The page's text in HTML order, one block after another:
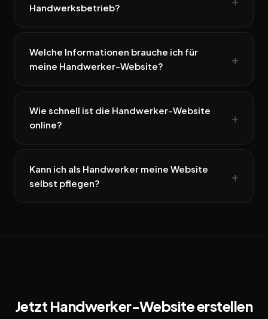
Handwerksbetrieb?
Welche Informationen brauche ich für
meine Handwerker-Website?
Wie schnell ist die Handwerker-Website
online?
Kann ich als Handwerker meine Website
selbst pflegen?
Jetzt Handwerker-Website erstellen